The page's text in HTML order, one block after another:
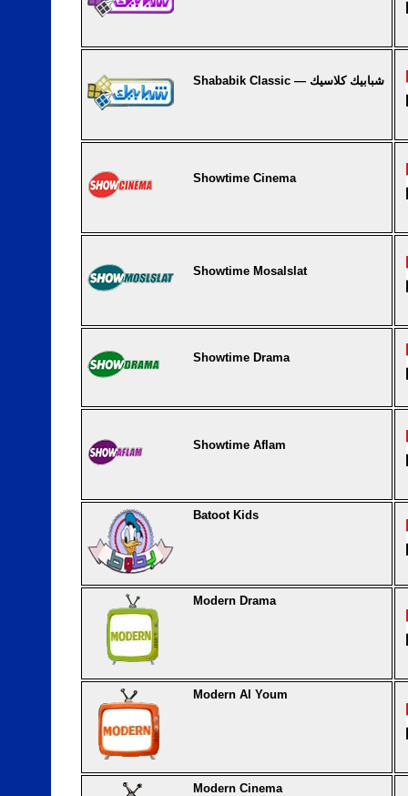
Shababik Classic — شبابيك كلاسيك
Showtime Cinema
Showtime Mosalslat
Showtime Drama
Showtime Aflam
Batoot Kids
Modern Drama
Modern Al Youm
Modern Cinema